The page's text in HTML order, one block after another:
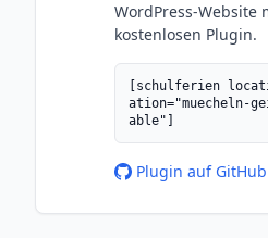
WordPress-Website
kostenlosen Plugin.
[schulferien
ation="muecheln-
able"]
Plugin auf